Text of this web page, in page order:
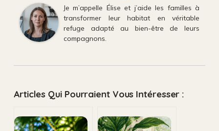
Je m’appelle Élise et j’aide les familles à
transformer leur habitat en véritable
refuge adapté au bien-être de leurs
compagnons.
Articles Qui Pourraient Vous Intéresser :